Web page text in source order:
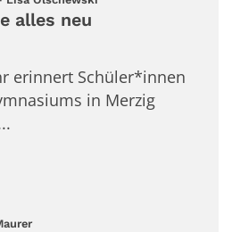
alles neu
erinnert Schüler*innen
in Merzig
: